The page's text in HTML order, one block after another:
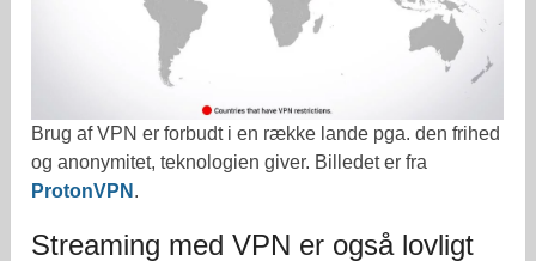
Brug af VPN er forbudt i en række lande pga. den frihed
og anonymitet, teknologien giver. Billedet er fra
ProtonVPN .
Streaming med VPN er også lovligt